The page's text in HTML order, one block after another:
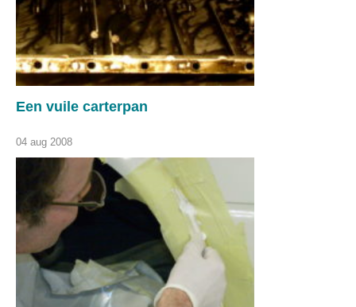
Een vuile carterpan
04 aug 2008